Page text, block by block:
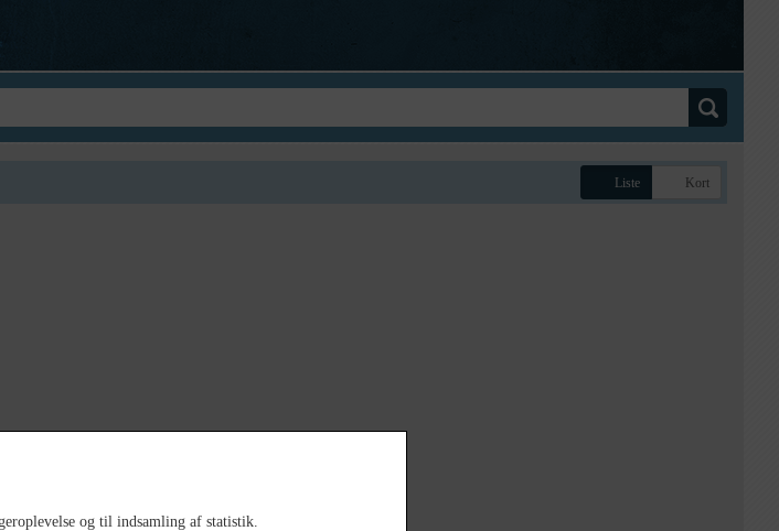
Liste Kort
og til indsamling af statistik.